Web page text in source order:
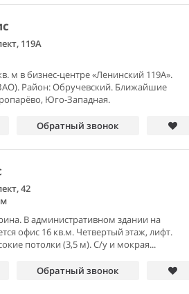
119А
м в бизнес-центре «Ленинский 119А».
Район: Обручевский. Ближайшие
Юго-Западная.
Обратный звонок
42
В административном здании на
офис 16 кв.м. Четвертый этаж, лифт.
потолки (3,5 м). С/у и мокрая...
Обратный звонок